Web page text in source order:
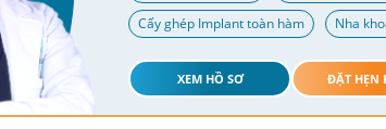
Cấy ghép Implant toàn hàm
Nha
XEM HỒ SƠ ĐẶT HẸN